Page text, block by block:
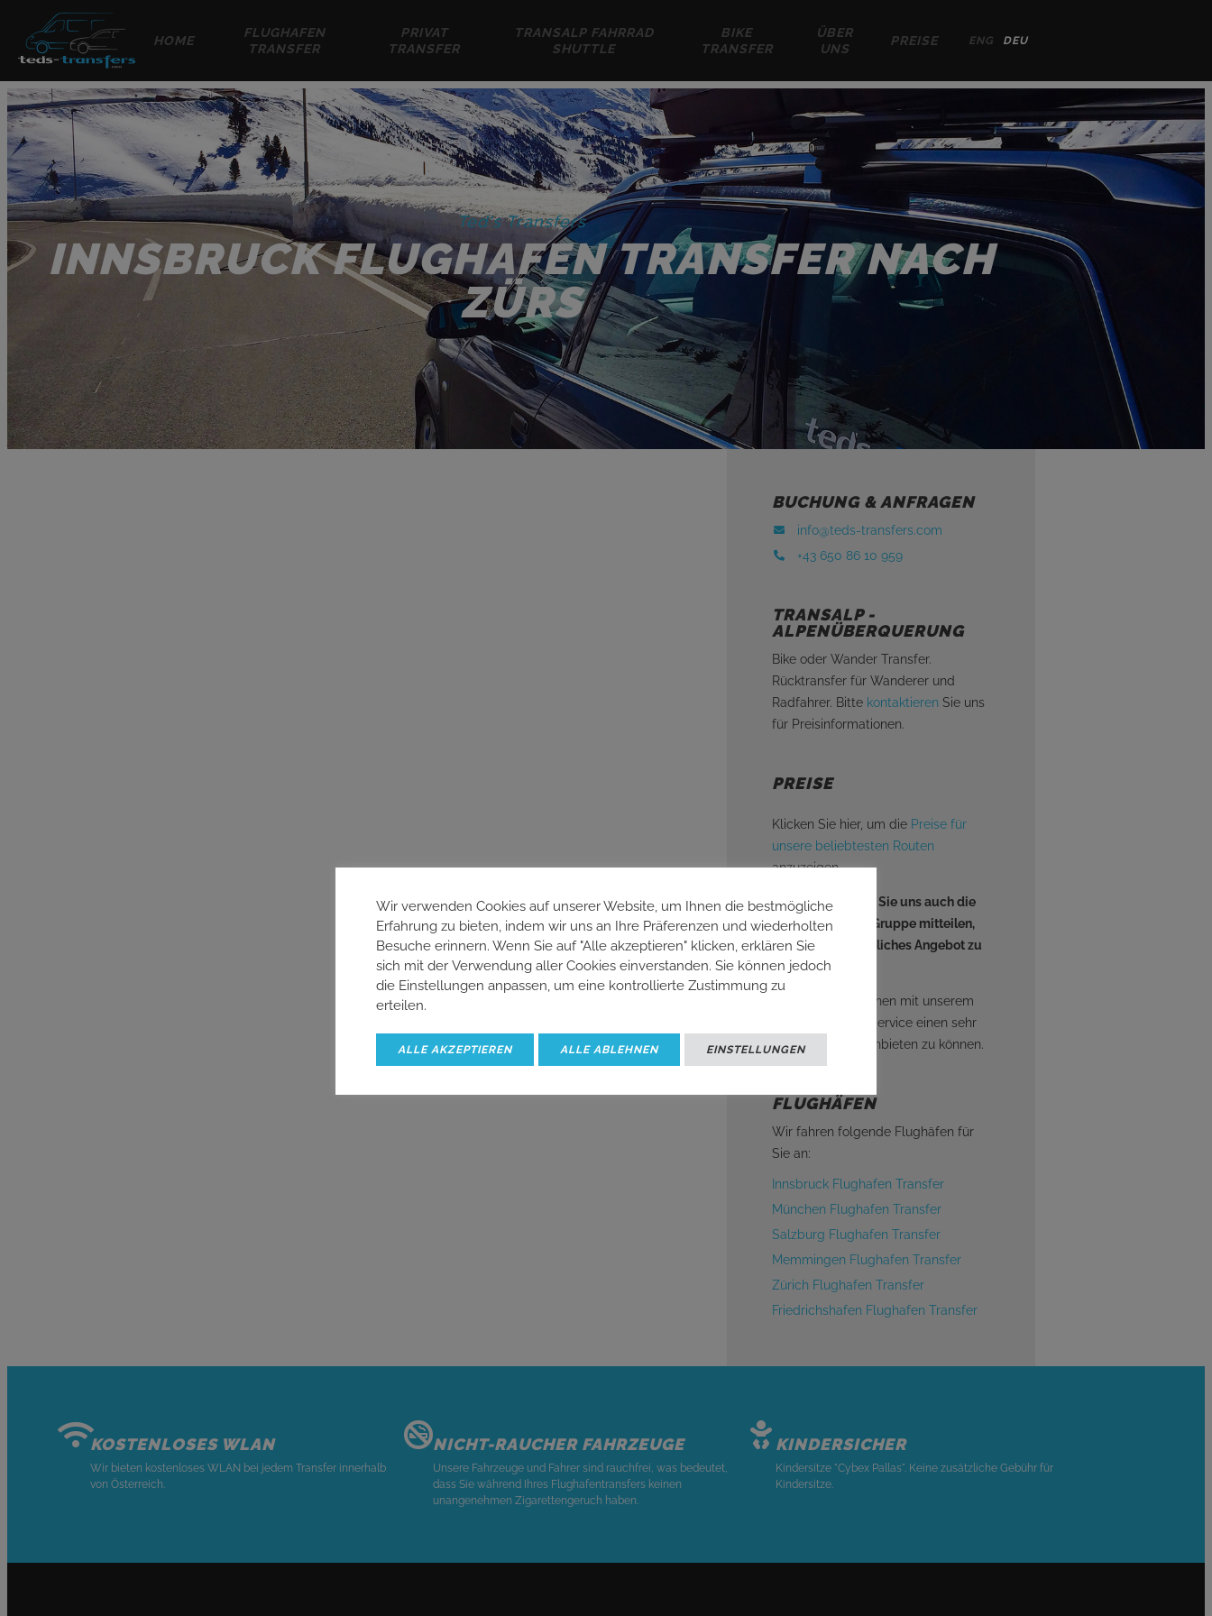
HOME
FLUGHAFEN
TRANSFER
PRIVAT
TRANSFER
TRANSALP FAHRRAD
SHUTTLE
BIKE
TRANSFER
ÜBER
UNS
PREISE ENG DEU
Ted's Transfers
INNSBRUCK FLUGHAFEN TRANSFER NACH
ZÜRS
BUCHUNG & ANFRAGEN
info@teds-transfers.com
+43 650 86 10 959
TRANSALP -
ALPENÜBERQUERUNG
Bike oder Wander Transfer.
Rücktransfer für Wanderer und
Radfahrer. Bitte kontaktieren Sie uns
für Preisinformationen.
PREISE
Klicken Sie hier, um die Preise für
unsere beliebtesten Routen
anzuzeigen.
Alternativ können Sie uns auch die
Reisedaten Ihrer Gruppe mitteilen,
um ein unverbindliches Angebot zu
erhalten.
Wir freuen uns, Ihnen mit unserem
hervorragenden Service einen sehr
günstigen Preis anbieten zu können.
FLUGHÄFEN
Wir fahren folgende Flughäfen für
Sie an:
Innsbruck Flughafen Transfer
München Flughafen Transfer
Salzburg Flughafen Transfer
Memmingen Flughafen Transfer
Zürich Flughafen Transfer
Friedrichshafen Flughafen Transfer
KOSTENLOSES WLAN
Wir bieten kostenloses WLAN bei jedem Transfer innerhalb
von Österreich.
NICHT-RAUCHER FAHRZEUGE
Unsere Fahrzeuge und Fahrer sind rauchfrei, was bedeutet,
dass Sie während Ihres Flughafentransfers keinen
unangenehmen Zigarettengeruch haben.
KINDERSICHER
Kindersitze "Cybex Pallas". Keine zusätzliche Gebühr für
Kindersitze.
Wir verwenden Cookies auf unserer Website, um Ihnen die bestmögliche
Erfahrung zu bieten, indem wir uns an Ihre Präferenzen und wiederholten
Besuche erinnern. Wenn Sie auf "Alle akzeptieren" klicken, erklären Sie
sich mit der Verwendung aller Cookies einverstanden. Sie können jedoch
die Einstellungen anpassen, um eine kontrollierte Zustimmung zu
erteilen.
ALLE AKZEPTIEREN ALLE ABLEHNEN EINSTELLUNGEN